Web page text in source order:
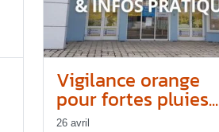
Vigilance orange
pour fortes pluies...
26 avril